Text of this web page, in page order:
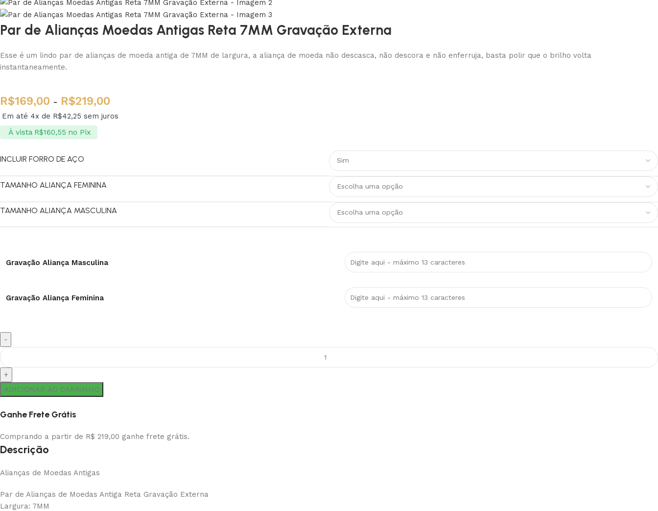
Par de Alianças Moedas Antigas Reta 7MM Gravação Externa
Esse é um lindo par de alianças de moeda antiga de 7MM de largura, a aliança de moeda não descasca, não descora e não enferruja, basta polir que o brilho volta
instantaneamente.
R$169,00 - R$219,00
Em até 4x de R$42,25 sem juros
À vista R$160,55 no Pix
INCLUIR FORRO DE AÇO
TAMANHO ALIANÇA FEMININA
TAMANHO ALIANÇA MASCULINA
Gravação Aliança Masculina
Gravação Aliança Feminina
ADICIONAR AO CARRINHO
Ganhe Frete Grátis
Comprando a partir de R$ 219,00 ganhe frete grátis.
Descrição
Alianças de Moedas Antigas
Par de Alianças de Moedas Antiga Reta Gravação Externa
Largura: 7MM